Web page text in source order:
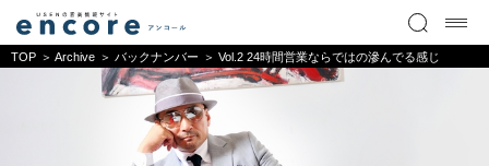
TOP Archive バックナンバー Vol.2 24時間営業ならではの滲んでる感じ